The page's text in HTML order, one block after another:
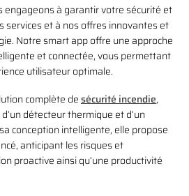
portée étendue en détectant
un environnement
spécifiques
engageons à garantir votre sécurité et
services et à nos offres innovantes et
Notre smart app offre une approche
et connectée, vous permettant
utilisateur optimale.
complète desécurité incendie,
détecteur thermique et d’un
conception intelligente, elle propose
anticipant les risques et
proactive ainsi qu’une productivité